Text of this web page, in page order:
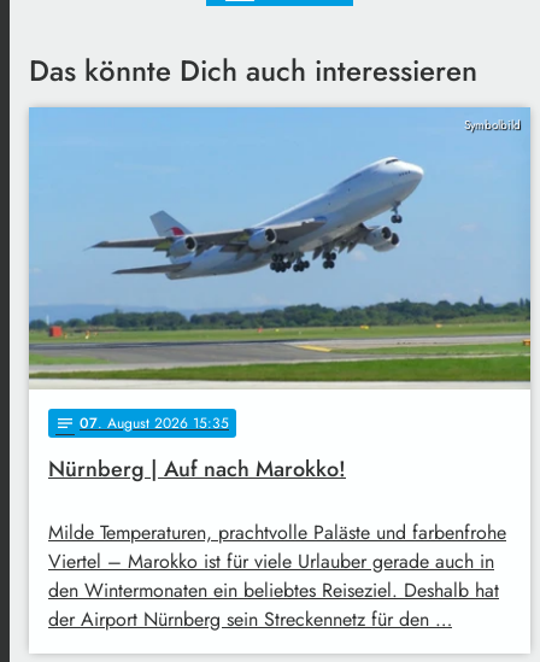
Das könnte Dich auch interessieren
Symbolbild
notes 07. August 2026 15:35
Nürnberg | Auf nach Marokko!
Milde Temperaturen, prachtvolle Paläste und farbenfrohe
Viertel – Marokko ist für viele Urlauber gerade auch in
den Wintermonaten ein beliebtes Reiseziel. Deshalb hat
der Airport Nürnberg sein Streckennetz für den …